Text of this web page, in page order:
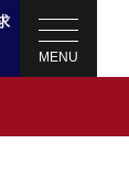
MENU